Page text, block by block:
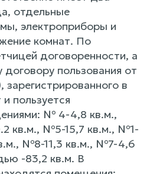
отдельные
электроприборы и
комнат. По
договоренности, а
пользования от
зарегистрированного в
пользуется
№ 4-4,8 кв.м.,
кв.м., №5-15,7 кв.м., №1-
№8-11,3 кв.м., №7-4,6
-83,2 кв.м. В